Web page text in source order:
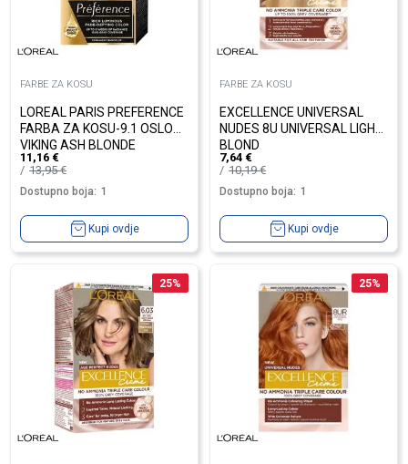
FARBE ZA KOSU
LOREAL PARIS PREFERENCE
FARBA ZA KOSU-9.1 OSLO
VIKING ASH BLONDE
11,16 €
13,95€
Dostupno boja: 1
Kupi ovdje
FARBE ZA KOSU
EXCELLENCE UNIVERSAL
NUDES 8U UNIVERSAL LIGHT
BLOND
7,64 €
10,19€
Dostupno boja: 1
Kupi ovdje
25% 25%